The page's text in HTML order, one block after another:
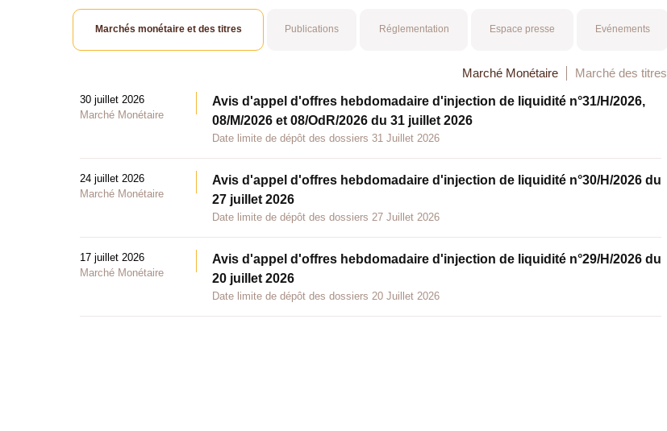
Marchés monétaire et des titres Publications Réglementation Espace presse Evénements
Marché Monétaire Marché des titres
30 juillet 2026
Marché Monétaire
Avis d'appel d'offres hebdomadaire d'injection de liquidité n°31/H/2026,
08/M/2026 et 08/OdR/2026 du 31 juillet 2026
Date limite de dépôt des dossiers 31 Juillet 2026
24 juillet 2026
Marché Monétaire
Avis d'appel d'offres hebdomadaire d'injection de liquidité n°30/H/2026 du
27 juillet 2026
Date limite de dépôt des dossiers 27 Juillet 2026
17 juillet 2026
Marché Monétaire
Avis d'appel d'offres hebdomadaire d'injection de liquidité n°29/H/2026 du
20 juillet 2026
Date limite de dépôt des dossiers 20 Juillet 2026